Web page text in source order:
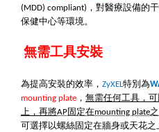
(MDD) compliant) ，對醫療設備的
保健中心等環境。
無需工具安裝
為提高安裝的效率， ZyXEL特別為
mounting plate ， 無需任何工具，
上，再將AP固定在mounting plate
可選擇以螺絲固定在牆身或天花之